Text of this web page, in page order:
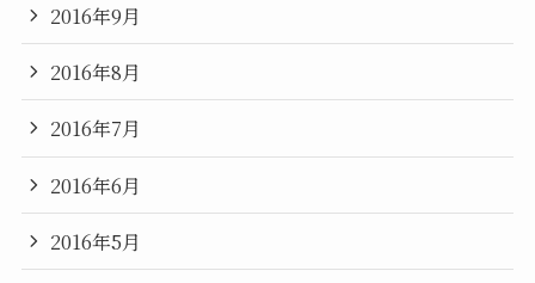
2016年9月
2016年8月
2016年7月
2016年6月
2016年5月